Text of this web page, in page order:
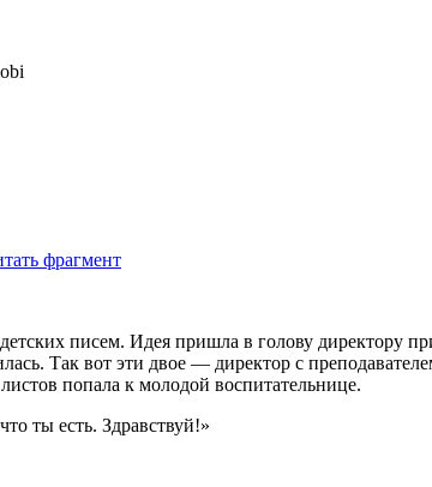
фрагмент
писем. Идея пришла в голову директору
Так вот эти двое — директор с
попала к молодой воспитательнице.
ты есть. Здравствуй!»